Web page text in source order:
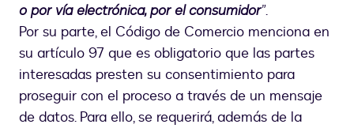
o por vía electrónica, por el consumidor”.
Por su parte, el Código de Comercio menciona en
su artículo 97 que es obligatorio que las partes
interesadas presten su consentimiento para
proseguir con el proceso a través de un mensaje
de datos. Para ello, se requerirá, además de la